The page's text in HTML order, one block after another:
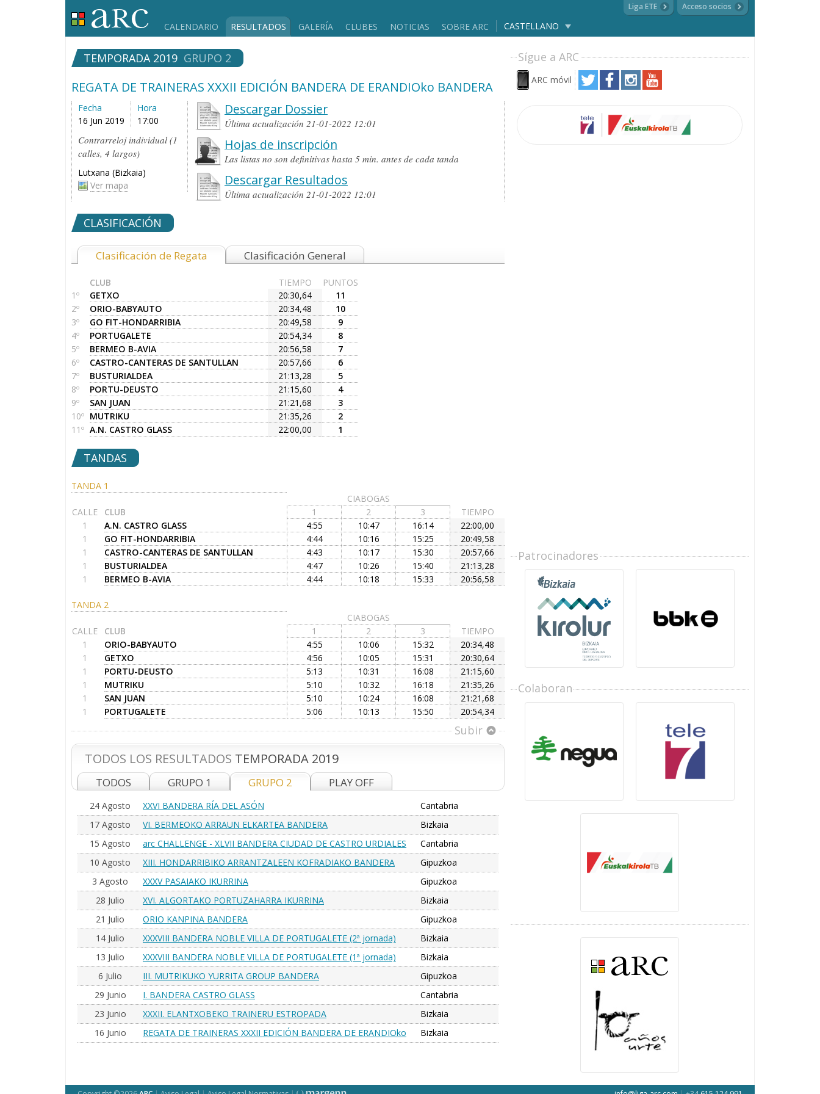
CALENDARIO RESULTADOS GALERÍA CLUBES NOTICIAS SOBRE ARC CASTELLANO
Liga ETE Acceso socios
TEMPORADA 2019 GRUPO 2
REGATA DE TRAINERAS XXXII EDICIÓN BANDERA DE ERANDIOko BANDERA
Fecha
16 Jun 2019
Hora
17:00
Contrarreloj individual (1
calles, 4 largos)
Lutxana (Bizkaia)
Ver mapa
Descargar Dossier
Última actualización 21-01-2022 12:01
Hojas de inscripción
Las listas no son definitivas hasta 5 min. antes de cada tanda
Descargar Resultados
Última actualización 21-01-2022 12:01
CLASIFICACIÓN
Clasificación de Regata Clasificación General
CLUB TIEMPO
PUNTOS
1º
GETXO 20:30,64
11
2º
ORIO-BABYAUTO 20:34,48
10
3º
GO FIT-HONDARRIBIA 20:49,58
9
4º
PORTUGALETE 20:54,34
8
5º
BERMEO B-AVIA 20:56,58
7
6º
CASTRO-CANTERAS DE SANTULLAN 20:57,66
6
7º
BUSTURIALDEA 21:13,28
5
8º
PORTU-DEUSTO 21:15,60
4
9º
SAN JUAN 21:21,68
3
10º MUTRIKU 21:35,26
2
11º A.N. CASTRO GLASS 22:00,00 1
TANDAS
TANDA 1
CIABOGAS
CALLE
CLUB 1 2 3
TIEMPO
1
A.N. CASTRO GLASS 4:55 10:47 16:14
22:00,00
1
GO FIT-HONDARRIBIA 4:44 10:16 15:25
20:49,58
1
CASTRO-CANTERAS DE SANTULLAN 4:43 10:17 15:30
20:57,66
1
BUSTURIALDEA 4:47 10:26 15:40
21:13,28
1
BERMEO B-AVIA 4:44 10:18 15:33 20:56,58
TANDA 2
CIABOGAS
CALLE
CLUB 1 2 3
TIEMPO
1
ORIO-BABYAUTO 4:55 10:06 15:32
20:34,48
1
GETXO 4:56 10:05 15:31
20:30,64
1
PORTU-DEUSTO 5:13 10:31 16:08
21:15,60
1
MUTRIKU 5:10 10:32 16:18
21:35,26
1
SAN JUAN 5:10 10:24 16:08
21:21,68
1
PORTUGALETE 5:06 10:13 15:50 20:54,34
Subir
TODOS LOS RESULTADOS TEMPORADA 2019
TODOS GRUPO 1 GRUPO 2 PLAY OFF
24 Agosto XXVI BANDERA RÍA DEL ASÓN
Cantabria
17 Agosto
VI. BERMEOKO ARRAUN ELKARTEA BANDERA
Bizkaia
15 Agosto
arc CHALLENGE - XLVII BANDERA CIUDAD DE CASTRO URDIALES
Homenaje a Agustín Anglada Blanquet
Cantabria
10 Agosto
XIII. HONDARRIBIKO ARRANTZALEEN KOFRADIAKO BANDERA
Gipuzkoa
3 Agosto
XXXV PASAIAKO IKURRINA
Gipuzkoa
28 Julio
XVI. ALGORTAKO PORTUZAHARRA IKURRINA
Bizkaia
21 Julio
ORIO KANPINA BANDERA
Gipuzkoa
14 Julio
XXXVIII BANDERA NOBLE VILLA DE PORTUGALETE (2ª jornada)
Bizkaia
13 Julio
XXXVIII BANDERA NOBLE VILLA DE PORTUGALETE (1ª jornada)
Bizkaia
6 Julio
III. MUTRIKUKO YURRITA GROUP BANDERA
Gipuzkoa
29 Junio
I. BANDERA CASTRO GLASS
Cantabria
23 Junio
XXXII. ELANTXOBEKO TRAINERU ESTROPADA
Bizkaia
16 Junio
REGATA DE TRAINERAS XXXII EDICIÓN BANDERA DE ERANDIOko
Bizkaia
Sígue a ARC
ARC móvil
Patrocinadores
Colaboran